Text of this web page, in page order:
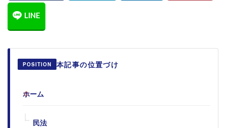
POSITION 本記事の位置づけ
ホーム
民法